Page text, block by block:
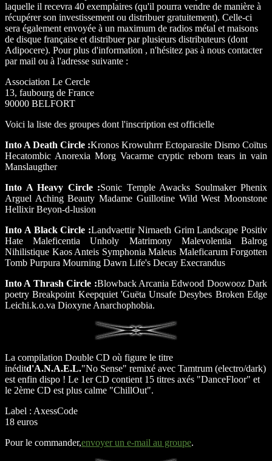
laquelle il recevra 40 exemplaires (qu'il pourra vendre de manière à
récupérer son investissement ou distribuer gratuitement). Celle-ci
sera également envoyée à un maximum de radios métal et maisons
de disque française et distribuer par plusieurs distributeurs (dont
Adipocere). Pour plus d'information , n'hésitez pas à nous contacter
par mail ou à l'adresse suivante :
Association Le Cercle
13, faubourg de France
90000 BELFORT
Voici la liste des groupes dont l'inscription est officielle
Into A Death Circle :Kronos Krowuhrrr Ectoparasite Dismo Coïtus
Hecatombic Anorexia Morg Vacarme cryptic reborn tears in vain
Manslaugther
Into A Heavy Circle :Sonic Temple Awacks Soulmaker Phenix
Arguel Aching Beauty Madame Guillotine Wild West Moonstone
Hellixir Beyon-d-lusion
Into A Black Circle :Landvaettir Nirnaeth Grim Landscape Positiv
Hate Maleficentia Unholy Matrimony Malevolentia Balrog
Nihilistique Kaos Anteis Symphonia Maleus Maleficarum Forgotten
Tomb Purpura Mourning Dawn Life's Decay Execrandus
Into A Thrash Circle :Blowback Arcania Edwood Doowooz Dark
poetry Breakpoint Keepquiet 'Guëta Unsafe Desybes Broken Edge
Leichi.k.o.va Dioxyne Anarchophobia.
La compilation Double CD où figure le titre
inéditd'A.N.A.E.L."No Sense" remixé avec Tamtrum (electro/dark)
est enfin dispo ! Le 1er CD contient 15 titres axés "DanceFloor" et
le 2ème CD est plus calme "ChillOut".
Label : AxessCode
18 euros
Pour le commander,envoyer un e-mail au groupe.